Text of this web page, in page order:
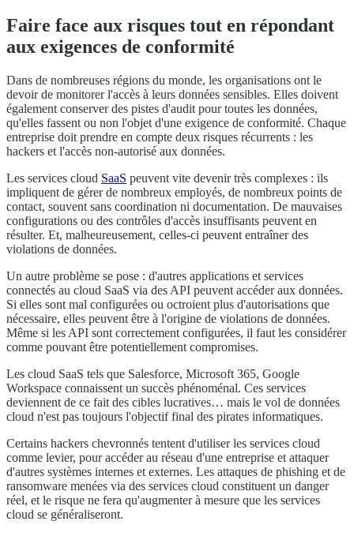
Faire face aux risques tout en répondant
aux exigences de conformité
Dans de nombreuses régions du monde, les organisations ont le
devoir de monitorer l'accès à leurs données sensibles. Elles doivent
également conserver des pistes d'audit pour toutes les données,
qu'elles fassent ou non l'objet d'une exigence de conformité. Chaque
entreprise doit prendre en compte deux risques récurrents : les
hackers et l'accès non-autorisé aux données.
Les services cloud SaaS peuvent vite devenir très complexes : ils
impliquent de gérer de nombreux employés, de nombreux points de
contact, souvent sans coordination ni documentation. De mauvaises
configurations ou des contrôles d'accès insuffisants peuvent en
résulter. Et, malheureusement, celles-ci peuvent entraîner des
violations de données.
Un autre problème se pose : d'autres applications et services
connectés au cloud SaaS via des API peuvent accéder aux données.
Si elles sont mal configurées ou octroient plus d'autorisations que
nécessaire, elles peuvent être à l'origine de violations de données.
Même si les API sont correctement configurées, il faut les considérer
comme pouvant être potentiellement compromises.
Les cloud SaaS tels que Salesforce, Microsoft 365, Google
Workspace connaissent un succès phénoménal. Ces services
deviennent de ce fait des cibles lucratives… mais le vol de données
cloud n'est pas toujours l'objectif final des pirates informatiques.
Certains hackers chevronnés tentent d'utiliser les services cloud
comme levier, pour accéder au réseau d'une entreprise et attaquer
d'autres systèmes internes et externes. Les attaques de phishing et de
ransomware menées via des services cloud constituent un danger
réel, et le risque ne fera qu'augmenter à mesure que les services
cloud se généraliseront.